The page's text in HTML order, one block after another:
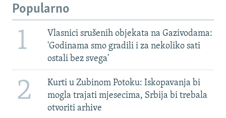
Popularno
1
Vlasnici srušenih objekata na Gazivodama:
'Godinama smo gradili i za nekoliko sati
ostali bez svega'
2
Kurti u Zubinom Potoku: Iskopavanja bi
mogla trajati mjesecima, Srbija bi trebala
otvoriti arhive